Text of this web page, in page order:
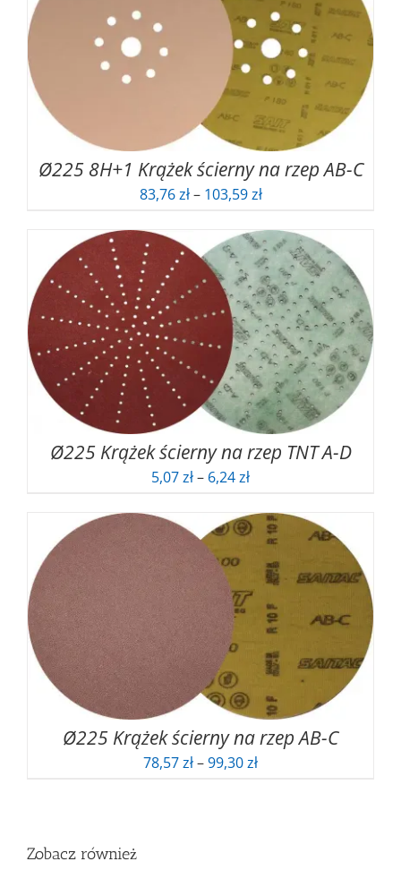
Ø225 8H+1 Krążek ścierny na rzep AB-C
83,76zł – 103,59złZakres
od
83,76 zł
do
103,59 zł
Ø225 Krążek ścierny na rzep TNT A-D
5,07zł– 6,24złZakres
od
5,07 zł
do
6,24 zł
Ø225 Krążek ścierny na rzep AB-C
78,57zł–99,30złZakres
Zobacz również